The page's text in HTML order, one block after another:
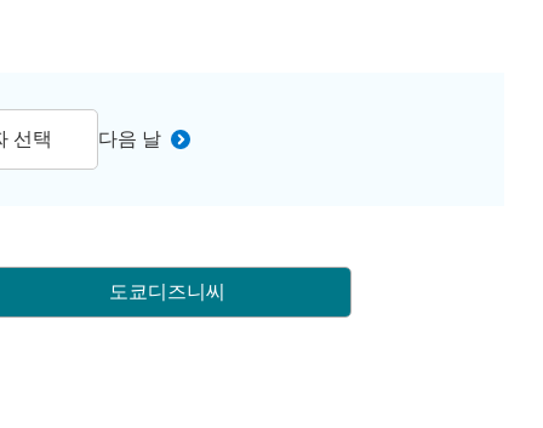
선택 다음 날
도쿄디즈니씨